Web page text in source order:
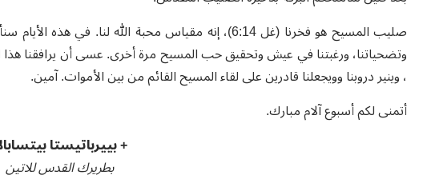
صليب المسيح هو فخرنا (غل 6:14)، إنه مقياس محبة الله
، وينير دروبنا وويجعلنا قادرين على لقاء المسيح القائم من بين الأموات. آمين.
أتمنى لكم أسبوع آلام مبارك.
+ بييرباتيستا
بطريرك القدس للاتين